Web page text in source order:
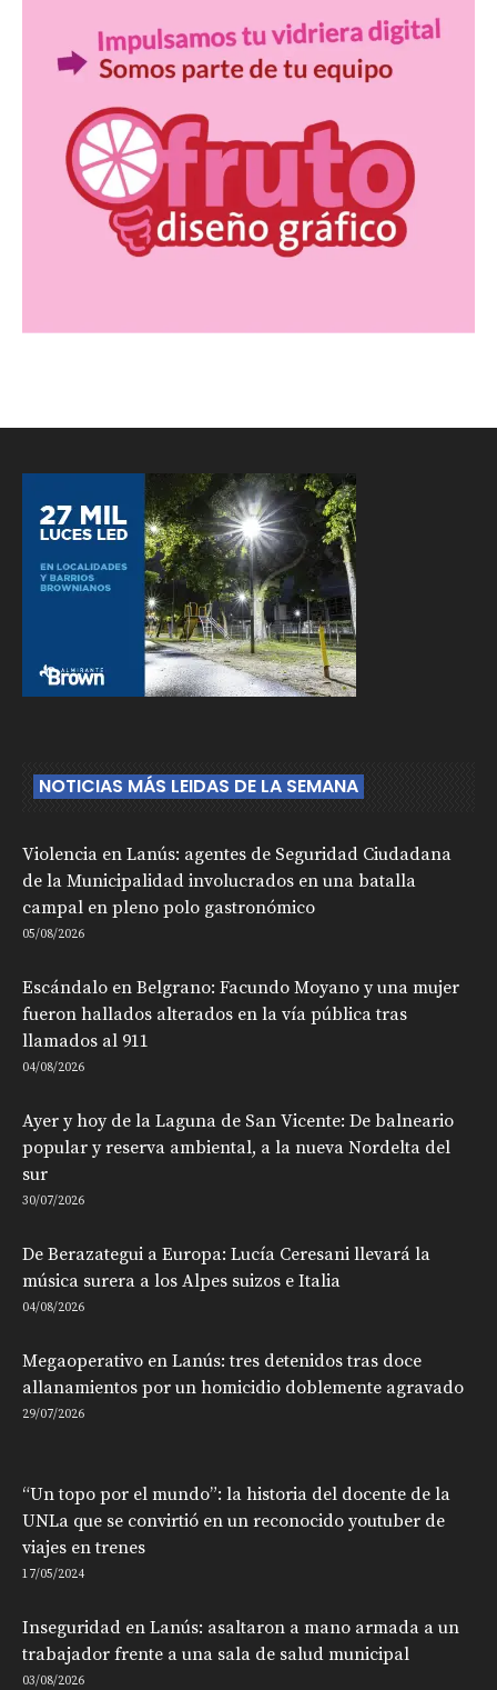
NOTICIAS MÁS LEIDAS DE LA SEMANA
Violencia en Lanús: agentes de Seguridad Ciudadana
de la Municipalidad involucrados en una batalla
campal en pleno polo gastronómico
05/08/2026
Escándalo en Belgrano: Facundo Moyano y una mujer
fueron hallados alterados en la vía pública tras
llamados al 911
04/08/2026
Ayer y hoy de la Laguna de San Vicente: De balneario
popular y reserva ambiental, a la nueva Nordelta del
sur
30/07/2026
De Berazategui a Europa: Lucía Ceresani llevará la
música surera a los Alpes suizos e Italia
04/08/2026
Megaoperativo en Lanús: tres detenidos tras doce
allanamientos por un homicidio doblemente agravado
29/07/2026
“Un topo por el mundo”: la historia del docente de la
UNLa que se convirtió en un reconocido youtuber de
viajes en trenes
17/05/2024
Inseguridad en Lanús: asaltaron a mano armada a un
trabajador frente a una sala de salud municipal
03/08/2026